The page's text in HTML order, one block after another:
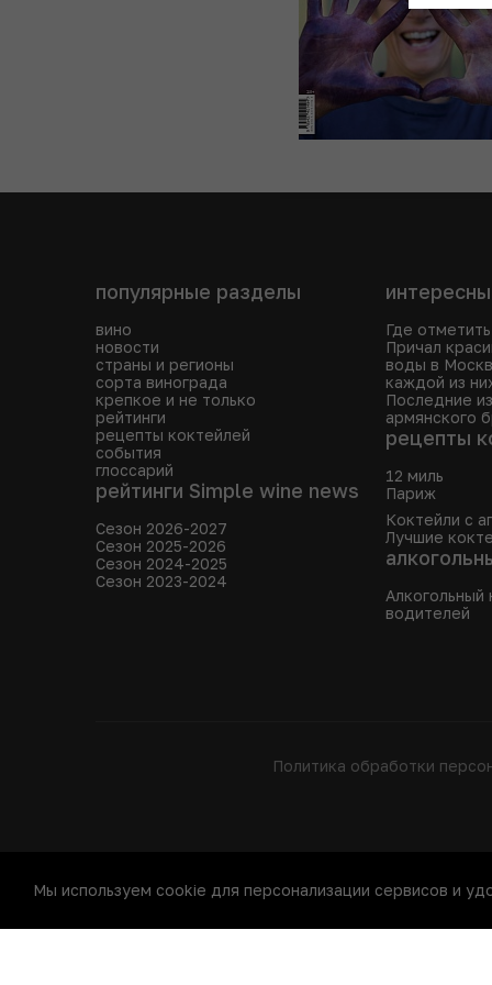
популярные разделы
вино
новости
страны и регионы
сорта винограда
крепкое и не только
рейтинги
рецепты коктейлей
события
глоссарий
рейтинги Simple wine news
Сезон 2026-2027
Сезон 2025-2026
Сезон 2024-2025
Сезон 2023-2024
Где
Причал
воды в
каждой из
Последние
армянского
рецепты
12 миль
Париж
Коктейли с
Лучшие
Алкогольный
водителей
Политика обработки
Мы используем cookie для персонализации сервисов и